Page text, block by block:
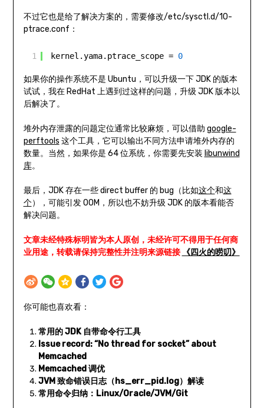
不过它也是给了解决方案的，需要修改/etc/sysctl.d/10-
ptrace.conf：
1 kernel.yama.ptrace_scope = 0
如果你的操作系统不是 Ubuntu，可以升级一下 JDK 的版本
试试，我在 RedHat 上遇到过这样的问题，升级 JDK 版本以
后解决了。
堆外内存泄露的问题定位通常比较麻烦，可以借助 google-
perftools 这个工具，它可以输出不同方法申请堆外内存的
数量。当然，如果你是 64 位系统，你需要先安装 libunwind
库。
最后，JDK 存在一些 direct buffer 的 bug（比如这个和这
个），可能引发 OOM，所以也不妨升级 JDK 的版本看能否
解决问题。
文章未经特殊标明皆为本人原创，未经许可不得用于任何商
业用途，转载请保持完整性并注明来源链接
《四火的唠叨》
你可能也喜欢看：
常用的 JDK 自带命令行工具
Issue record: “No thread for socket” about
Memcached
Memcached 调优
JVM 致命错误日志（hs_err_pid.log）解读
常用命令归纳：Linux/Oracle/JVM/Git